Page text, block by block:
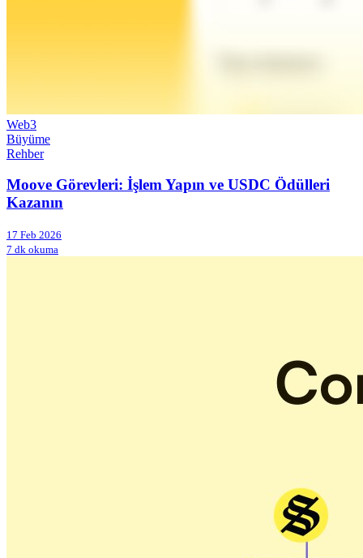
Web3
Büyüme
Rehber
Moove Görevleri: İşlem Yapın ve USDC Ödülleri
Kazanın
17 Feb 2026
7 dk okuma